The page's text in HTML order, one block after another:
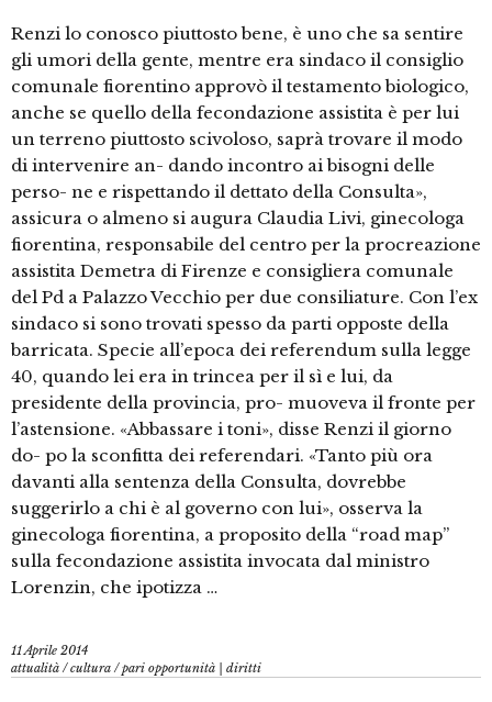
Renzi lo conosco piuttosto bene, è uno che sa sentire
gli umori della gente, mentre era sindaco il consiglio
comunale fiorentino approvò il testamento biologico,
anche se quello della fecondazione assistita è per lui
un terreno piuttosto scivoloso, saprà trovare il modo
di intervenire an- dando incontro ai bisogni delle
perso- ne e rispettando il dettato della Consulta»,
assicura o almeno si augura Claudia Livi, ginecologa
fiorentina, responsabile del centro per la procreazione
assistita Demetra di Firenze e consigliera comunale
del Pd a Palazzo Vecchio per due consiliature. Con l’ex
sindaco si sono trovati spesso da parti opposte della
barricata. Specie all’epoca dei referendum sulla legge
40, quando lei era in trincea per il sì e lui, da
presidente della provincia, pro- muoveva il fronte per
l’astensione. «Abbassare i toni», disse Renzi il giorno
do- po la sconfitta dei referendari. «Tanto più ora
davanti alla sentenza della Consulta, dovrebbe
suggerirlo a chi è al governo con lui», osserva la
ginecologa fiorentina, a proposito della “road map”
sulla fecondazione assistita invocata dal ministro
Lorenzin, che ipotizza …
11 Aprile 2014
attualità /cultura /pari opportunità | diritti